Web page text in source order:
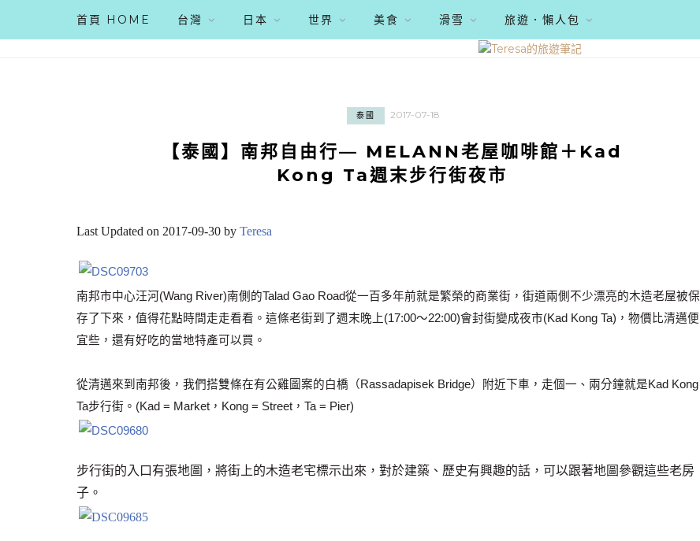
首頁 HOME 台灣 日本 世界 美食 滑雪 旅遊．懶人包
泰國 2017-07-18
【泰國】南邦自由行— MELANN老屋咖啡館＋Kad
Kong Ta週末步行街夜市
Last Updated on 2017-09-30 by Teresa
南邦市中心汪河(Wang River)南側的Talad Gao Road從一百多年前就是繁榮的商業街，街道兩側不少漂亮的木造老屋被保
存了下來，值得花點時間走走看看。這條老街到了週末晚上(17:00～22:00)會封街變成夜市(Kad Kong Ta)，物價比清邁便
宜些，還有好吃的當地特產可以買。
從清邁來到南邦後，我們搭雙條在有公雞圖案的白橋（Rassadapisek Bridge）附近下車，走個一、兩分鐘就是Kad Kong
Ta步行街。(Kad = Market，Kong = Street，Ta = Pier)
步行街的入口有張地圖，將街上的木造老宅標示出來，對於建築、歷史有興趣的話，可以跟著地圖參觀這些老房
子。